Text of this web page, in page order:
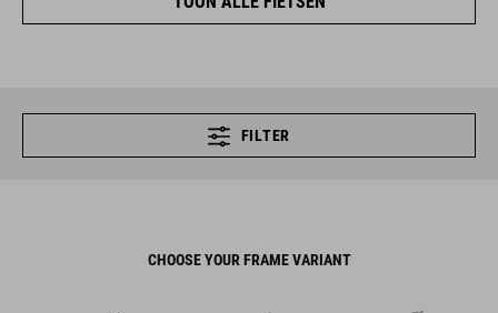
FILTER
CHOOSE YOUR FRAME VARIANT